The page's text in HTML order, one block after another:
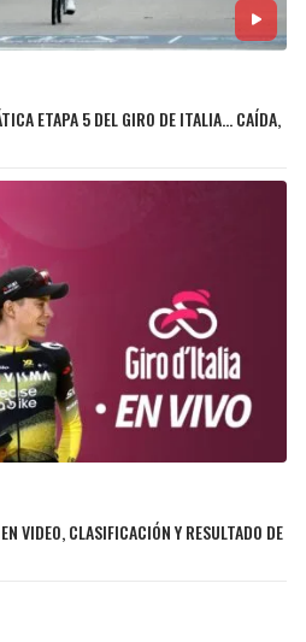
ETAPA 5 DEL GIRO DE ITALIA... CAÍDA,
VIDEO, CLASIFICACIÓN Y RESULTADO DE